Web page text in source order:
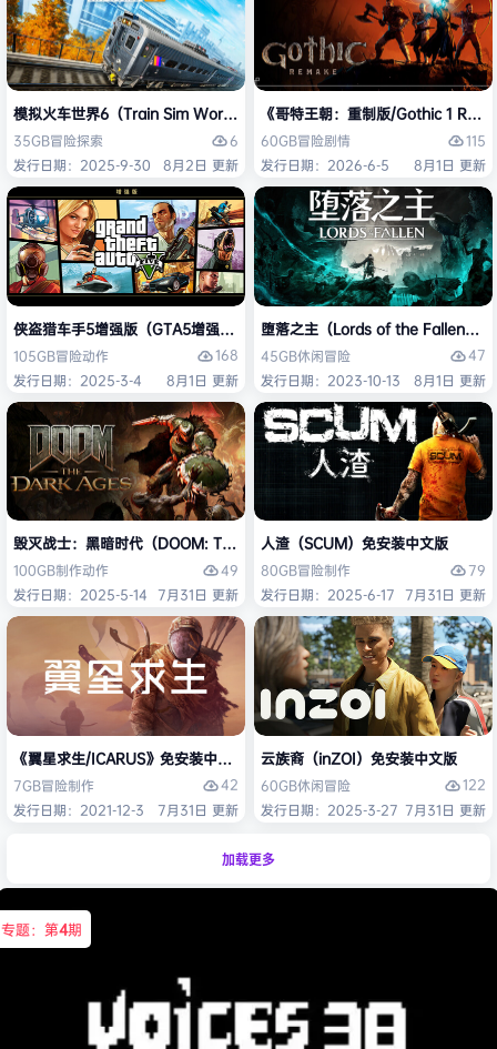
模拟火车世界6（Train Sim World 6）免安装中文版
35GB冒险探索
6
发行日期：2025-9-30
8月2日 更新
《哥特王朝：重制版/Gothic 1
60GB冒险剧情
115
发行日期：2026-6-5
8月1日 更新
侠盗猎车手5增强版（GTA5增强版（Grand Theft Auto V Enhanced）免
105GB冒险动作
168
发行日期：2025-3-4
8月1日 更新
堕落之主（Lords of the Fallen）免
45GB休闲冒险
47
发行日期：2023-10-13
8月1日 更新
毁灭战士：黑暗时代（DOOM: The Dark Ages）免安装中文版
100GB制作动作
49
发行日期：2025-5-14 7月31日 更新
人渣（SCUM）免安装中文版
80GB冒险制作
79
发行日期：2025-6-17 7月31日 更新
《翼星求生/ICARUS》免安装中文版
7GB冒险制作
42
发行日期：2021-12-3
7月31日 更新
云族裔（inZOI）免安装中文版
60GB休闲冒险
122
发行日期：2025-3-27 7月31日 更新
加载更多
专题：第4期